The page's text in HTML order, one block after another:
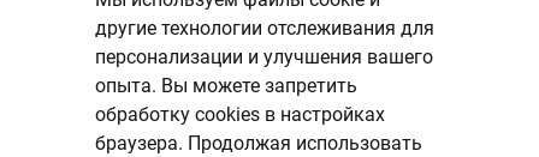
другие технологии отслеживания для
персонализации и улучшения вашего
опыта. Вы можете запретить
обработку сookies в настройках
браузера. Продолжая использовать